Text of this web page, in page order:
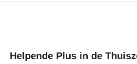
Helpende Plus in de